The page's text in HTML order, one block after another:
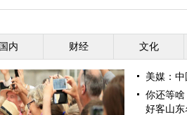
国内 财经 文化
美媒：
你还等
好客山